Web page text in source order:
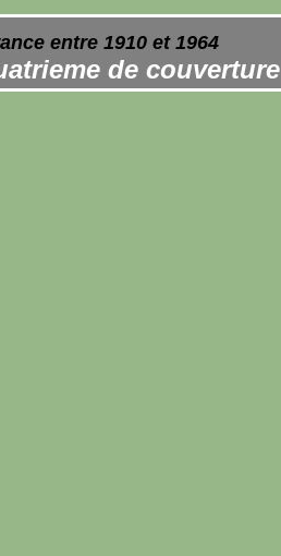
entre 1910 et 1964
de couverture